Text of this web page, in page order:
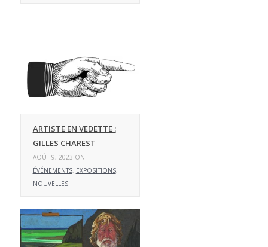
ARTISTE EN VEDETTE :
GILLES CHAREST
AOÛT 9, 2023 ON
ÉVÉNEMENTS, EXPOSITIONS,
NOUVELLES